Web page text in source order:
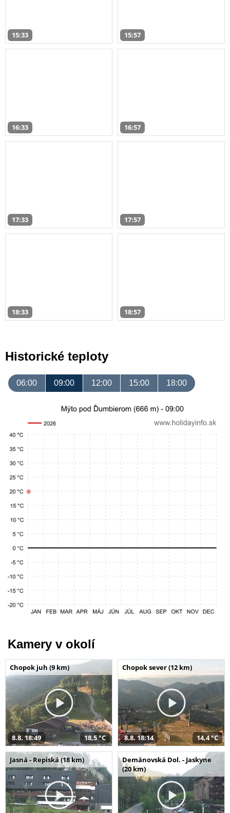
15:33 15:57
16:33 16:57
17:33 17:57
18:33 18:57
Historické teploty
06:00 09:00 12:00 15:00 18:00
Kamery v okolí
Chopok juh (9 km)
8.8. 18:49 18,5 °C
Chopok sever (12 km)
8.8. 18:14 14,4 °C
Jasná - Repiská (18 km)
Demänovská Dol. - Jaskyne
(20 km)